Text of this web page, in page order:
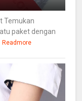
Temukan
paket dengan
Readmore